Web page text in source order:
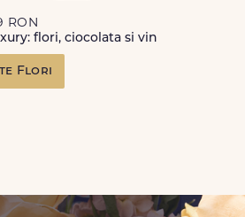
RON
flori, ciocolata si vin
Flori